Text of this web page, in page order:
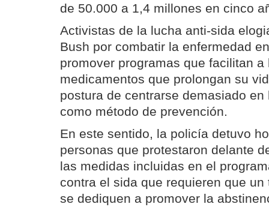
de 50.000 a 1,4 millones en cinco
Activistas de la lucha anti-sida
Bush por combatir la enfermedad
promover programas que facilitan
medicamentos que prolongan su
postura de centrarse demasiado
como método de prevención.
En este sentido, la policía detuvo
personas que protestaron delante
las medidas incluidas en el
contra el sida que requieren que
se dediquen a promover la